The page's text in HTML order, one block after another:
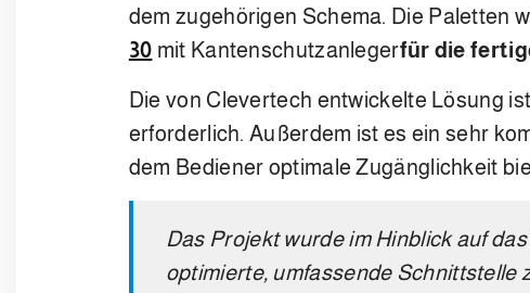
dem zugehörigen Schema. Die Paletten
30 mit Kantenschutzanlegerfür die
Die von Clevertech entwickelte Lösung
erforderlich. Außerdem ist es ein sehr
dem Bediener optimale Zugänglichkeit
Das Projekt wurde im Hinblick auf
optimierte, umfassende Schnittstelle